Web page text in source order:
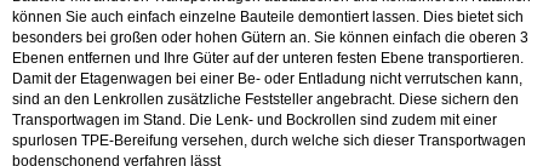
können Sie auch einfach einzelne Bauteile demontiert lassen. Dies bietet sich
besonders bei großen oder hohen Gütern an. Sie können einfach die oberen 3
Ebenen entfernen und Ihre Güter auf der unteren festen Ebene transportieren.
Damit der Etagenwagen bei einer Be- oder Entladung nicht verrutschen kann,
sind an den Lenkrollen zusätzliche Feststeller angebracht. Diese sichern den
Transportwagen im Stand. Die Lenk- und Bockrollen sind zudem mit einer
spurlosen TPE-Bereifung versehen, durch welche sich dieser Transportwagen
bodenschonend verfahren lässt